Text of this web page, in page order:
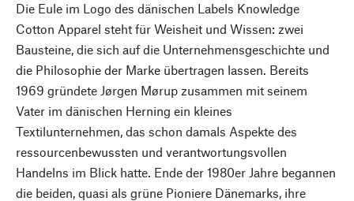
Die Eule im Logo des dänischen Labels Knowledge
Cotton Apparel steht für Weisheit und Wissen: zwei
Bausteine, die sich auf die Unternehmensgeschichte und
die Philosophie der Marke übertragen lassen. Bereits
1969 gründete Jørgen Mørup zusammen mit seinem
Vater im dänischen Herning ein kleines
Textilunternehmen, das schon damals Aspekte des
ressourcenbewussten und verantwortungsvollen
Handelns im Blick hatte. Ende der 1980er Jahre begannen
die beiden, quasi als grüne Pioniere Dänemarks, ihre